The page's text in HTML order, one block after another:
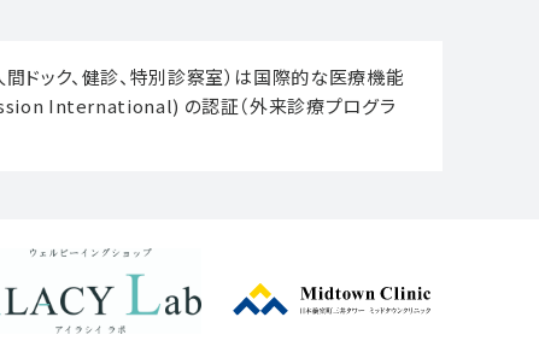
間ドック、健診、特別診察室）は国際的な医療機能
International) の認証（外来診療プログラ